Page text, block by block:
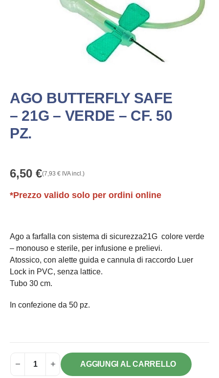
AGO BUTTERFLY SAFE
– 21G – VERDE – CF. 50
PZ.
6,50 €(7,93 € IVA incl.)
*Prezzo valido solo per ordini online
Ago a farfalla con sistema di sicurezza21G colore verde
– monouso e sterile, per infusione e prelievi.
Atossico, con alette guida e cannula di raccordo Luer
Lock in PVC, senza lattice.
Tubo 30 cm.
In confezione da 50 pz.
AGGIUNGI AL CARRELLO